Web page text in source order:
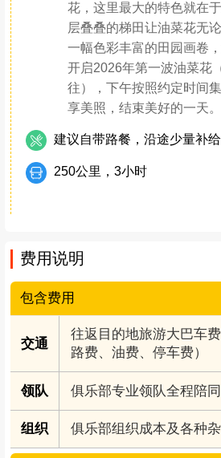
花，这里最大的特色就在
层叠叠的梯田让油菜花无
一幅色彩丰富的田园画卷
开启2026年第一波油菜花
往），下午按照约定时间
享美照，结束美好的一天。
建议自带路餐，沿途少量补给
250公里，3小时
费用说明
包含费用
交通
往返目的地旅游大巴车
路费、油费、停车费）
领队 俱乐部专业领队全程陪
组织 俱乐部组织成本及各种